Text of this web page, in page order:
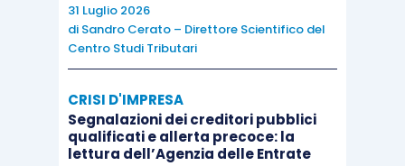
stato oggetto di ravvedimento operoso.
Il versamento eseguito avvalendosi del
ravvedimento operoso, di
omessirisultanti dal Quadro ST e individuati dal
medesimo codice tributo deve essere riportato
31 Luglio 2026
di Sandro Cerato – Direttore Scientifico del
Centro Studi Tributari
CRISI D'IMPRESA
Segnalazioni dei creditori pubblici
qualificati e allerta precoce: la
lettura dell’Agenzia delle Entrate